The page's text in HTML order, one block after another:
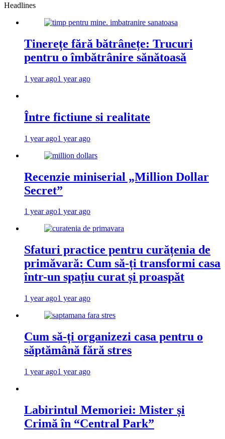
Headlines
Tinerețe fără bătrânețe: Trucuri
pentru o îmbătrânire sănătoasă
1 year ago1 year ago
Între fictiune si realitate
1 year ago1 year ago
Recenzie miniserial „Million Dollar
Secret”
1 year ago1 year ago
Sfaturi practice pentru curățenia de
primăvară: Cum să-ți transformi casa
într-un spațiu curat și proaspăt
1 year ago1 year ago
Cum să-ți organizezi casa pentru o
săptămână fără stres
1 year ago1 year ago
Labirintul Memoriei: Mister și
Crimă în “Central Park”